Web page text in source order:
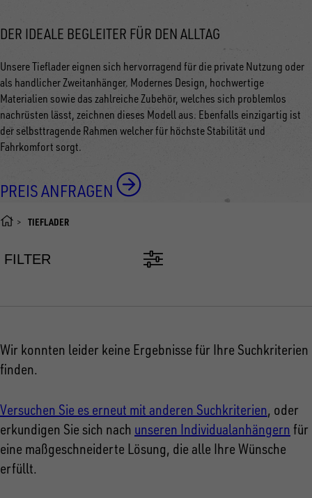
DER IDEALE BEGLEITER FÜR DEN ALLTAG
Unsere Tieflader eignen sich hervorragend für die private Nutzung oder
als handlicher Zweitanhänger. Modernes Design, hochwertige
Materialien sowie das zahlreiche Zubehör, welches sich problemlos
nachrüsten lässt, zeichnen dieses Modell aus. Ebenfalls einzigartig ist
der selbsttragende Rahmen welcher für höchste Stabilität und
Fahrkomfort sorgt.
PREIS ANFRAGEN
TIEFLADER
FILTER
Wir konnten leider keine Ergebnisse für Ihre Suchkriterien
finden.
Versuchen Sie es erneut mit anderen Suchkriterien, oder
erkundigen Sie sich nach unseren Individualanhängern für
eine maßgeschneiderte Lösung, die alle Ihre Wünsche
erfüllt.